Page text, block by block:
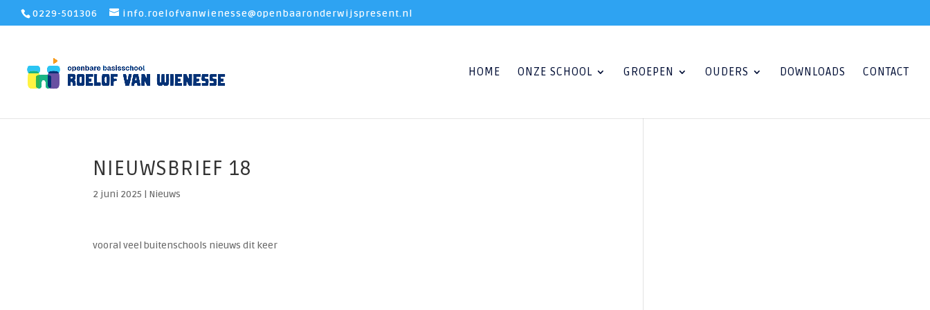
0229-501306 info.roelofvanwienesse@openbaaronderwijspresent.nl
HOME ONZE SCHOOL GROEPEN OUDERS DOWNLOADS CONTACT
NIEUWSBRIEF 18
2 juni 2025 | Nieuws
vooral veel buitenschools nieuws dit keer